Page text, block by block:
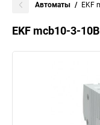
Автоматы EKF
EKF mcb10-3-